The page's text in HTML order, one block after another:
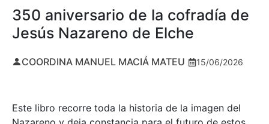
350 aniversario de la cofradía de
Jesús Nazareno de Elche
COORDINA MANUEL MACIÁ MATEU 15/06/2026
Este libro recorre toda la historia de la imagen del